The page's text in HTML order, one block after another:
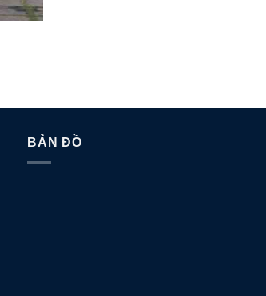
BẢN ĐỒ